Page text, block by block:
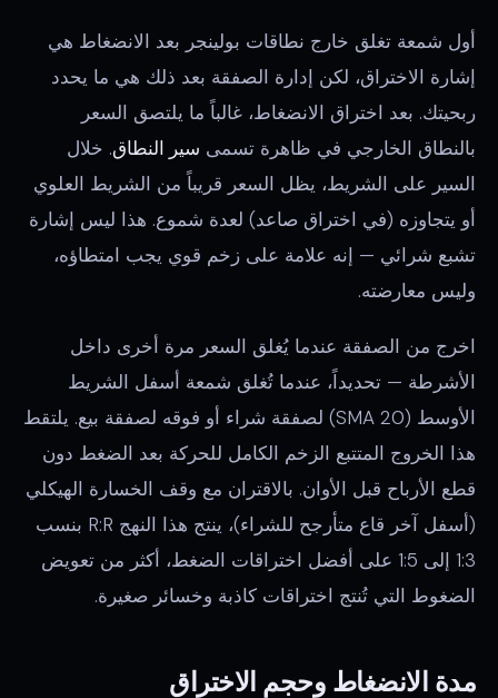
أول شمعة تغلق خارج نطاقات بولينجر بعد الانضغاط هي
إشارة الاختراق، لكن إدارة الصفقة بعد ذلك هي ما يحدد
ربحيتك. بعد اختراق الانضغاط، غالباً ما يلتصق السعر
بالنطاق الخارجي في ظاهرة تسمى سير النطاق. خلال
السير على الشريط، يظل السعر قريباً من الشريط العلوي
أو يتجاوزه (في اختراق صاعد) لعدة شموع. هذا ليس إشارة
تشبع شرائي — إنه علامة على زخم قوي يجب امتطاؤه،
وليس معارضته.
اخرج من الصفقة عندما يُغلق السعر مرة أخرى داخل
الأشرطة — تحديداً، عندما تُغلق شمعة أسفل الشريط
الأوسط (20 SMA) لصفقة شراء أو فوقه لصفقة بيع. يلتقط
هذا الخروج المتتبع الزخم الكامل للحركة بعد الضغط دون
قطع الأرباح قبل الأوان. بالاقتران مع وقف الخسارة الهيكلي
(أسفل آخر قاع متأرجح للشراء)، ينتج هذا النهج R:R بنسب
1:3 إلى 1:5 على أفضل اختراقات الضغط، أكثر من تعويض
الضغوط التي تُنتج اختراقات كاذبة وخسائر صغيرة.
مدة الانضغاط وحجم الاختراق